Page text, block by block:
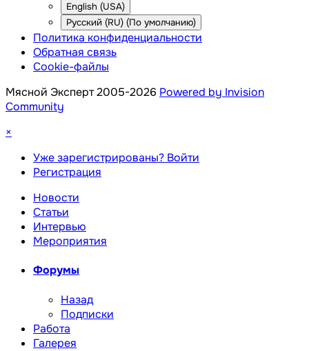
English (USA)
Русский (RU) (По умолчанию)
Политика конфиденциальности
Обратная связь
Cookie-файлы
Мясной Эксперт 2005-2026 Powered by Invision
Community
×
Уже зарегистрированы? Войти
Регистрация
Новости
Статьи
Интервью
Мероприятия
Форумы
Назад
Подписки
Работа
Галерея